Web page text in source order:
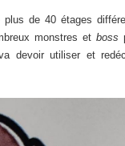
plus de 40 étages
monstres etboss
devoir utiliser et